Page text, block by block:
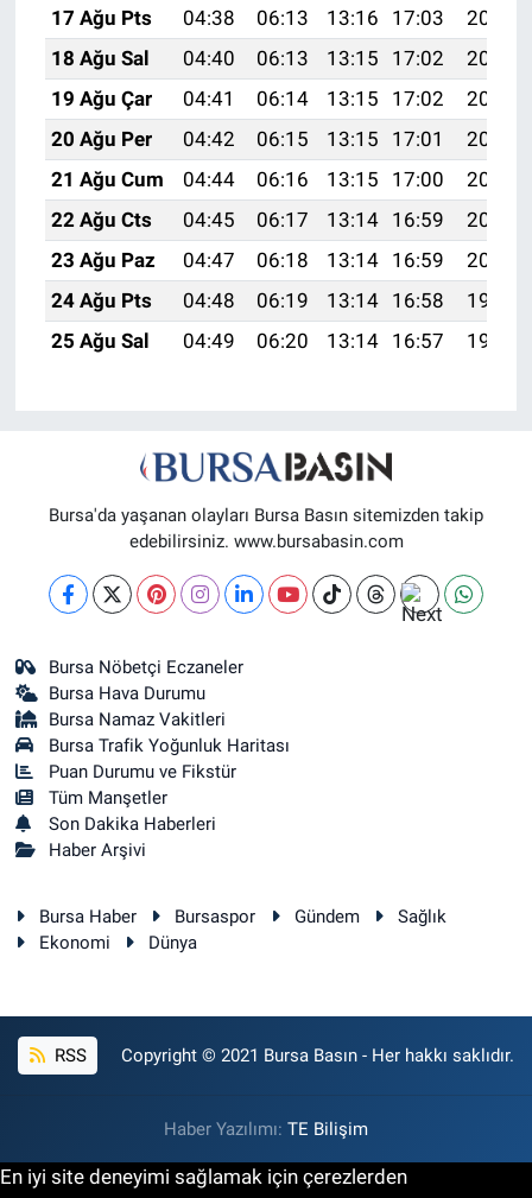
17 Ağu Pts
04:38 06:13 13:16 17:03
20:09
18 Ağu Sal
04:40 06:13 13:15 17:02
20:07
19 Ağu Çar
04:41 06:14 13:15 17:02
20:06
20 Ağu Per
04:42 06:15 13:15 17:01
20:04
21 Ağu Cum
04:44 06:16 13:15 17:00
20:03
22 Ağu Cts
04:45 06:17 13:14 16:59
20:02
23 Ağu Paz
04:47 06:18 13:14 16:59
20:00
24 Ağu Pts
04:48 06:19 13:14 16:58
19:59
25 Ağu Sal
04:49 06:20 13:14 16:57 19:57
Bursa'da yaşanan olayları Bursa Basın sitemizden takip
edebilirsiniz. www.bursabasin.com
Bursa Nöbetçi Eczaneler
Bursa Hava Durumu
Bursa Namaz Vakitleri
Bursa Trafik Yoğunluk Haritası
Puan Durumu ve Fikstür
Tüm Manşetler
Son Dakika Haberleri
Haber Arşivi
Bursa Haber Bursaspor Gündem
Sağlık
Ekonomi
Dünya
RSS Copyright © 2021 Bursa Basın - Her hakkı saklıdır.
Haber Yazılımı: TE Bilişim
En iyi site deneyimi sağlamak için çerezlerden